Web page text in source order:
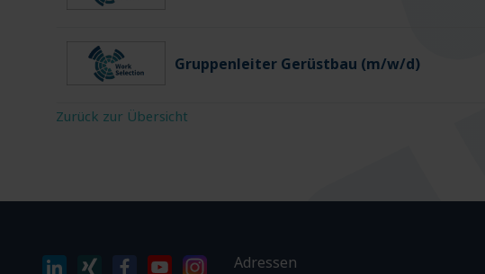
Gruppenleiter Gerüstbau (m/w/d)
Zurück zur Übersicht
Adressen